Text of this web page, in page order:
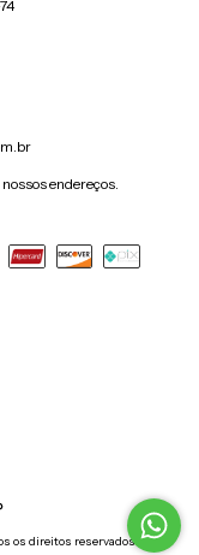
endereços.
os direitos reservados.